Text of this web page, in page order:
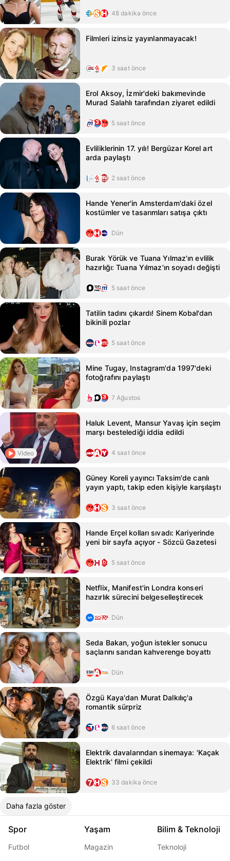
48 dakika önce
Filmleri izinsiz yayınlanmayacak!
3 saat önce
Erol Aksoy, İzmir'deki bakımevinde
Murad Salahlı tarafından ziyaret edildi
5 saat önce
Evliliklerinin 17. yılı! Bergüzar Korel art
arda paylaştı
2 saat önce
Hande Yener'in Amsterdam'daki özel
kostümler ve tasarımları satışa çıktı
Dün
Burak Yörük ve Tuana Yılmaz'ın evlilik
hazırlığı: Tuana Yılmaz'ın soyadı değişti
5 saat önce
Tatilin tadını çıkardı! Sinem Kobal'dan
bikinili pozlar
5 saat önce
Mine Tugay, Instagram'da 1997'deki
fotoğrafını paylaştı
7 Ağustos
Video
Haluk Levent, Mansur Yavaş için seçim
marşı bestelediği iddia edildi
4 saat önce
Güney Koreli yayıncı Taksim'de canlı
yayın yaptı, takip eden kişiyle karşılaştı
3 saat önce
Hande Erçel kolları sıvadı: Kariyerinde
yeni bir sayfa açıyor - Sözcü Gazetesi
5 saat önce
Netflix, Manifest'in Londra konseri
hazırlık sürecini belgeselleştirecek
Dün
Seda Bakan, yoğun istekler sonucu
saçlarını sarıdan kahverenge boyattı
Dün
Özgü Kaya'dan Murat Dalkılıç'a
romantik sürpriz
6 saat önce
Elektrik davalarından sinemaya: 'Kaçak
Elektrik' filmi çekildi
33 dakika önce
Daha fazla göster
Spor
Futbol
Yaşam
Magazin
Bilim & Teknoloji
Teknoloji